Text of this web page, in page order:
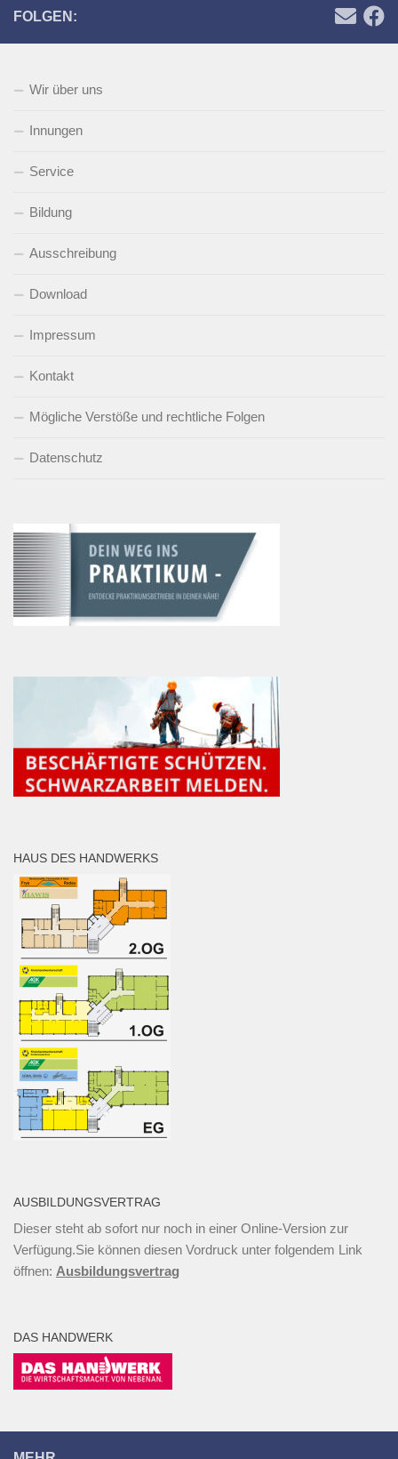
FOLGEN:
Wir über uns
Innungen
Service
Bildung
Ausschreibung
Download
Impressum
Kontakt
Mögliche Verstöße und rechtliche Folgen
Datenschutz
HAUS DES HANDWERKS
AUSBILDUNGSVERTRAG
Dieser steht ab sofort nur noch in einer Online-Version zur
Verfügung.Sie können diesen Vordruck unter folgendem Link
öffnen: Ausbildungsvertrag
DAS HANDWERK